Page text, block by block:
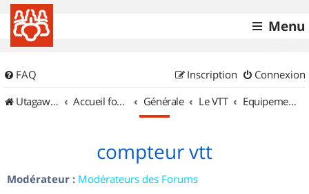
Menu
FAQ Connexion
Inscription
UtagawaVTT (Randos VTT et VTTAE avec traces GPS)
Accueil forum Générale Le VTT Equipements et Accessoires
compteur vtt
Modérateur : Modérateurs des Forums